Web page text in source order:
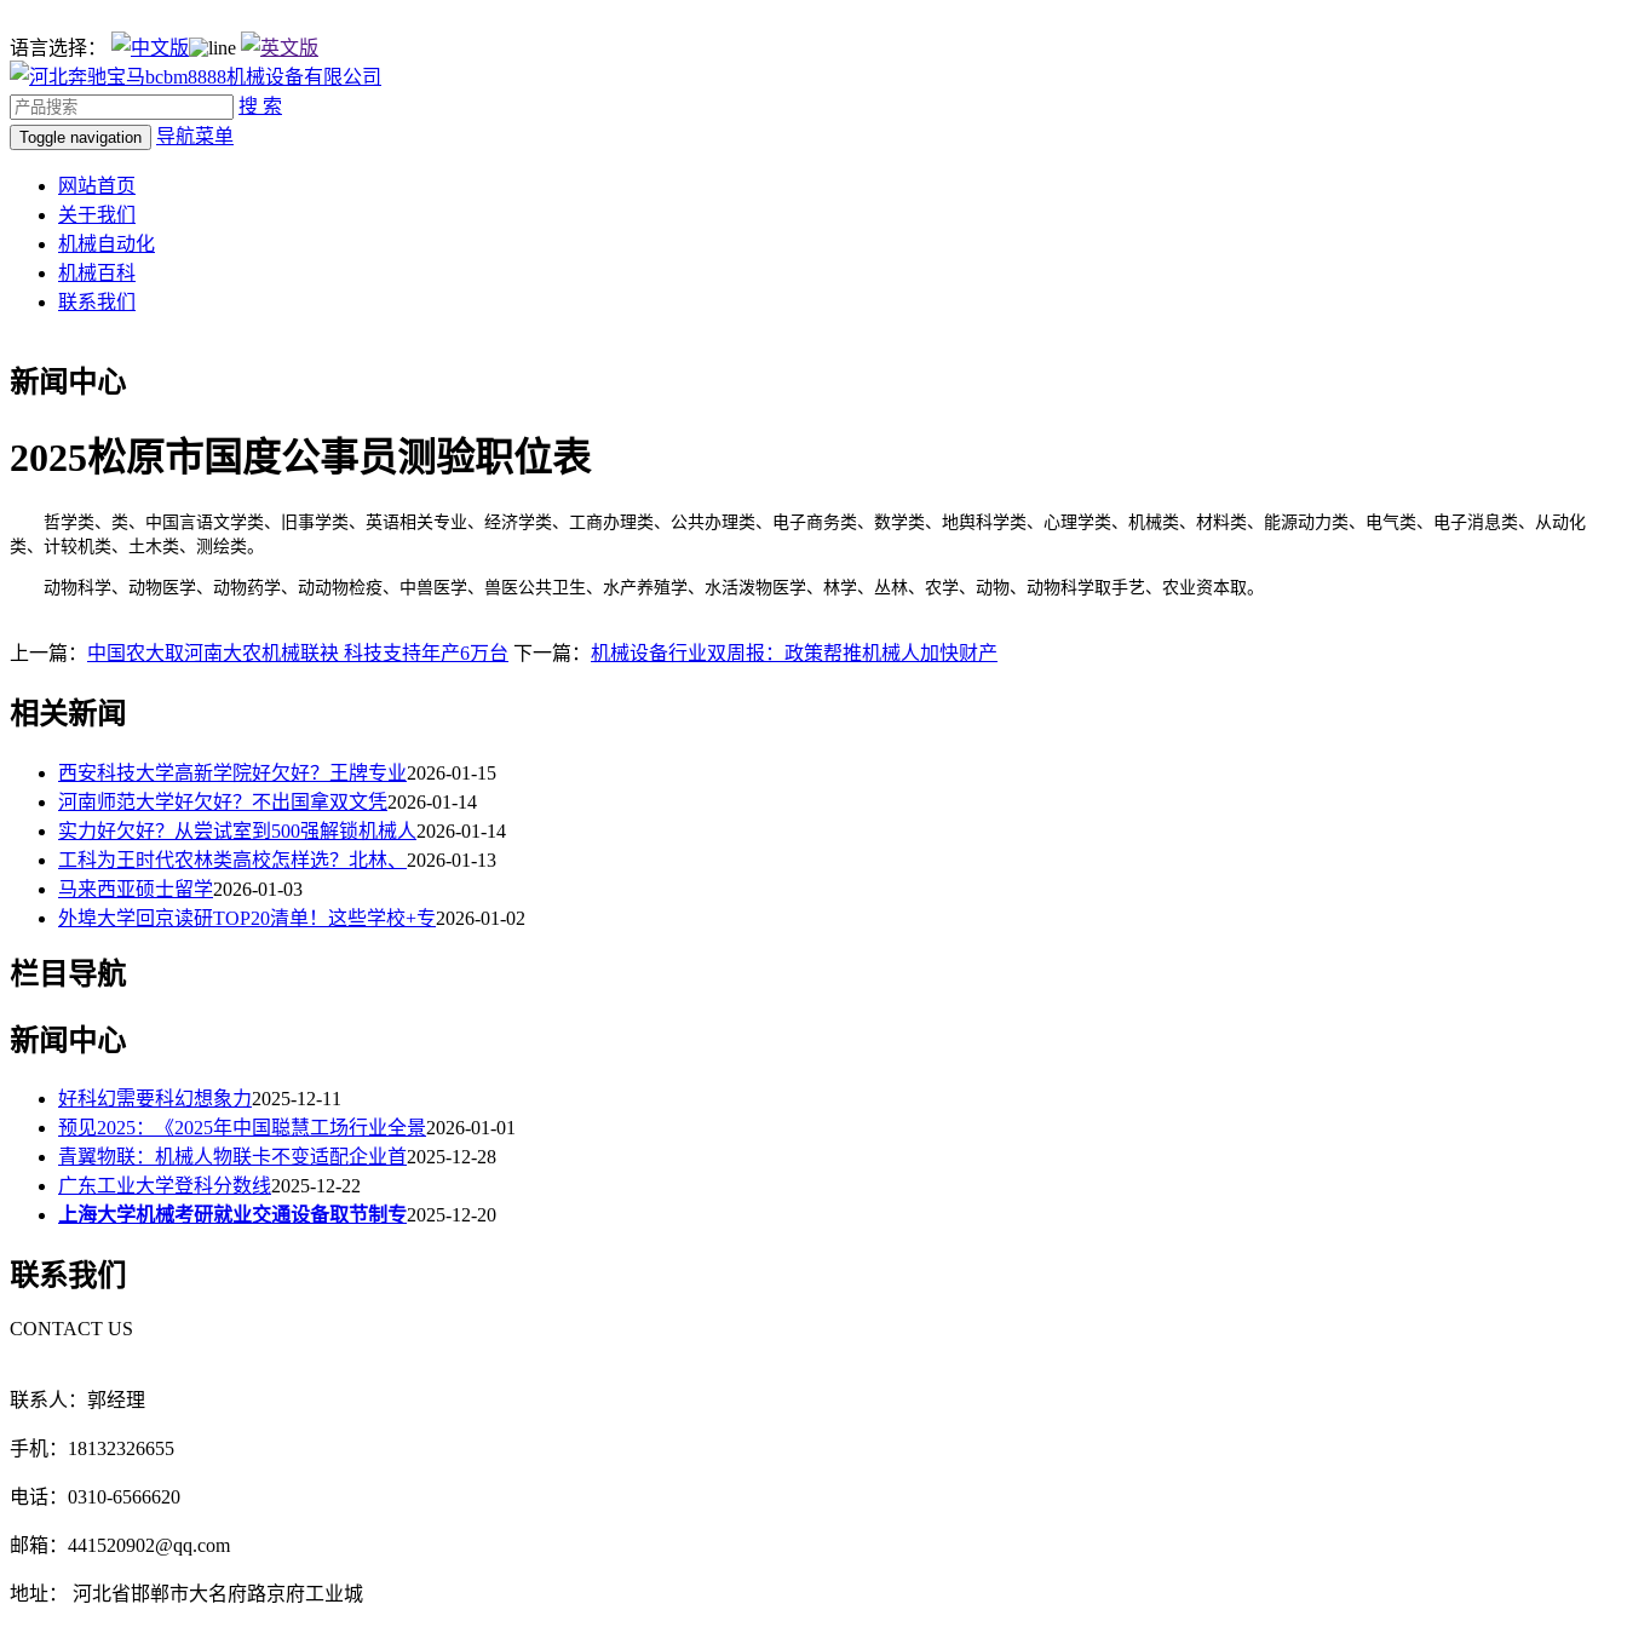
语言选择：
搜 索
Toggle navigation 导航菜单
网站首页
关于我们
机械自动化
机械百科
联系我们
新闻中心
2025松原市国度公事员测验职位表
哲学类、类、中国言语文学类、旧事学类、英语相关专业、经济学类、工商办理类、公共办理类、电子商务类、数学类、地舆科学类、心理学类、机械类、材料类、能源动力类、电气类、电子消息类、从动化
类、计较机类、土木类、测绘类。
动物科学、动物医学、动物药学、动动物检疫、中兽医学、兽医公共卫生、水产养殖学、水活泼物医学、林学、丛林、农学、动物、动物科学取手艺、农业资本取。
上一篇： 中国农大取河南大农机械联袂 科技支持年产6万台 下一篇： 机械设备行业双周报：政策帮推机械人加快财产
相关新闻
西安科技大学高新学院好欠好？王牌专业2026-01-15
河南师范大学好欠好？不出国拿双文凭2026-01-14
实力好欠好？从尝试室到500强解锁机械人2026-01-14
工科为王时代农林类高校怎样选？北林、 2026-01-13
马来西亚硕士留学2026-01-03
外埠大学回京读研TOP20清单！这些学校+专2026-01-02
栏目导航
新闻中心
好科幻需要科幻想象力2025-12-11
预见2025：《2025年中国聪慧工场行业全景2026-01-01
青翼物联：机械人物联卡不变适配企业首2025-12-28
广东工业大学登科分数线2025-12-22
上海大学机械考研就业交通设备取节制专2025-12-20
联系我们
CONTACT US
联系人：郭经理
手机：18132326655
电话：0310-6566620
邮箱：441520902@qq.com
地址： 河北省邯郸市大名府路京府工业城